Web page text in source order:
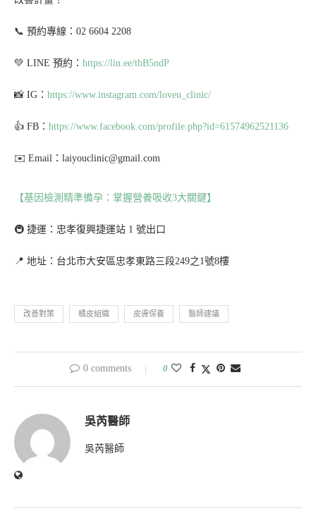
📞 預約專線：02 6604 2208
💚 LINE 預約： https://lin.ee/tbB5ndP
📸 IG： https://www.instagram.com/loveu_clinic/
👍 FB： https://www.facebook.com/profile.php?id=61574962521136
✉️ Email：laiyouclinic@gmail.com
【基因檢測精準備孕：掌握營養吸收3大關鍵】
🚇 捷運：忠孝復興捷運站 1 號出口
📍 地址：台北市大安區忠孝東路三段249之1號8樓
改善對策 橘皮組織 皮膚保養 醫師建議
0 comments 0
吳芮醫師
吳芮醫師